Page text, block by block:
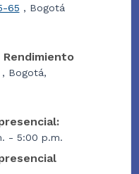
65 , Bogotá
, Bogotá,
- 5:00 p.m.